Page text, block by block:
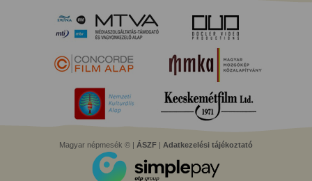
Magyar népmesék © | ÁSZF | Adatkezelési tájékoztató